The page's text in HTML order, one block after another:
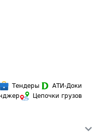
Тендеры
АТИ-Доки
Цепочки грузов